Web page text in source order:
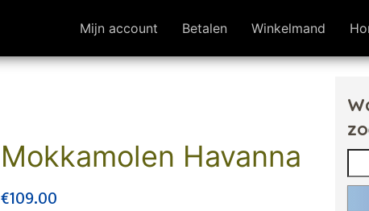
Mijn account Betalen Winkelmand
Mokkamolen Havanna
€109.00